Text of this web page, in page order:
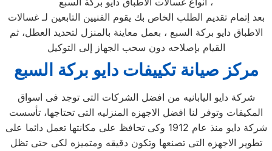
بعد إتمام تقديم الطلب الخاص بك يقوم الفنيين التابعين لـ غسالات
الاطباق دايو بركة السبع ، بعمل معاينة بالمنزل لتحديد العطل، ثم
القيام بإصلاحه دون سحب الجهاز إلى التوكيل
مركز صيانة تكييفات دايو بركة السبع
شركة دايو اليابانيه من افضل الشركات التى توجد فى اسواق
المكيفات وتوفر لنا افضل الاجهزه المنزليه التى تحتاجها، تأسست
شركة دايو منذ عام 1912 وكى تحافظ على مكانتها تعمل دائما على
تطوير الاجهزه التى تصنعها وتكون دقيقه ومتميزه لكى حتى تظل